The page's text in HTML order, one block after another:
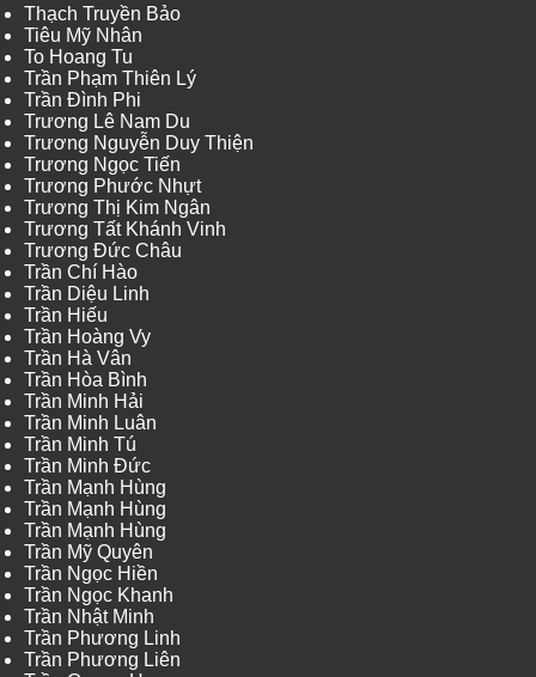
Thạch Truyền Bảo
Tiêu Mỹ Nhân
To Hoang Tu
Trần Phạm Thiên Lý
Trần Đình Phi
Trương Lê Nam Du
Trương Nguyễn Duy Thiện
Trương Ngọc Tiến
Trương Phước Nhựt
Trương Thị Kim Ngân
Trương Tất Khánh Vinh
Trương Đức Châu
Trần Chí Hào
Trần Diệu Linh
Trần Hiếu
Trần Hoàng Vy
Trần Hà Vân
Trần Hòa Bình
Trần Minh Hải
Trần Minh Luân
Trần Minh Tú
Trần Minh Đức
Trần Mạnh Hùng
Trần Mạnh Hùng
Trần Mạnh Hùng
Trần Mỹ Quyên
Trần Ngọc Hiền
Trần Ngọc Khanh
Trần Nhật Minh
Trần Phương Linh
Trần Phương Liên